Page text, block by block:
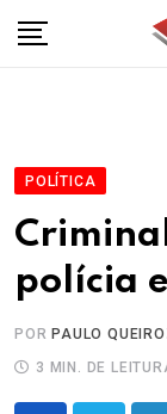
POLÍTICA
polícia
POR PAULO
3 MIN. DE